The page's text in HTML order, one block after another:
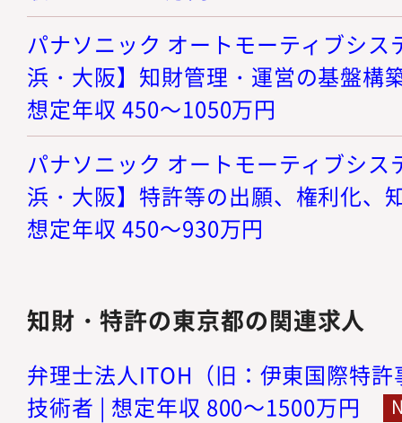
パナソニック オートモーティブシス
浜・大阪】知財管理・運営の基盤構
想定年収 450～1050万円
パナソニック オートモーティブシス
浜・大阪】特許等の出願、権利化、
想定年収 450～930万円
知財・特許の東京都の関連求人
弁理士法人ITOH（旧：伊東国際特
技術者 | 想定年収 800～1500万円